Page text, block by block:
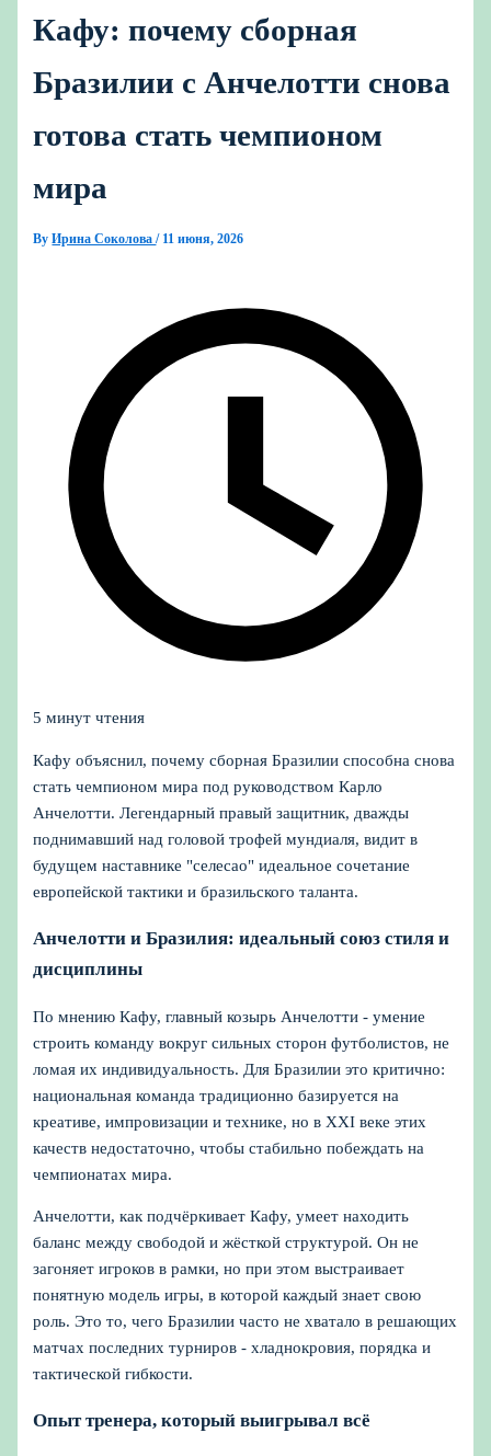
Кафу: почему сборная
Бразилии с Анчелотти снова
готова стать чемпионом
мира
ByИрина Соколова/ 11 июня, 2026
5 минут чтения
Кафу объяснил, почему сборная Бразилии способна снова
стать чемпионом мира под руководством Карло
Анчелотти. Легендарный правый защитник, дважды
поднимавший над головой трофей мундиаля, видит в
будущем наставнике "селесао" идеальное сочетание
европейской тактики и бразильского таланта.
Анчелотти и Бразилия: идеальный союз стиля и
дисциплины
По мнению Кафу, главный козырь Анчелотти - умение
строить команду вокруг сильных сторон футболистов, не
ломая их индивидуальность. Для Бразилии это критично:
национальная команда традиционно базируется на
креативе, импровизации и технике, но в XXI веке этих
качеств недостаточно, чтобы стабильно побеждать на
чемпионатах мира.
Анчелотти, как подчёркивает Кафу, умеет находить
баланс между свободой и жёсткой структурой. Он не
загоняет игроков в рамки, но при этом выстраивает
понятную модель игры, в которой каждый знает свою
роль. Это то, чего Бразилии часто не хватало в решающих
матчах последних турниров - хладнокровия, порядка и
тактической гибкости.
Опыт тренера, который выигрывал всё